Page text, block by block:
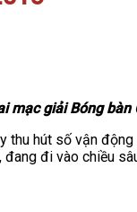
giải Bóng bàn
thu hút số vận
đi vào chiều